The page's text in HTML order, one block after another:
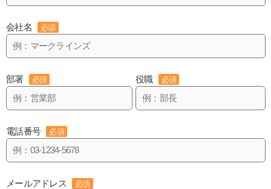
会社名 必須
部署 必須 役職 必須
電話番号 必須
メールアドレス 必須